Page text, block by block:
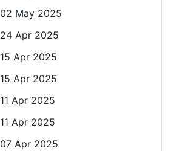
02 May 2025
24 Apr 2025
15 Apr 2025
15 Apr 2025
11 Apr 2025
11 Apr 2025
07 Apr 2025